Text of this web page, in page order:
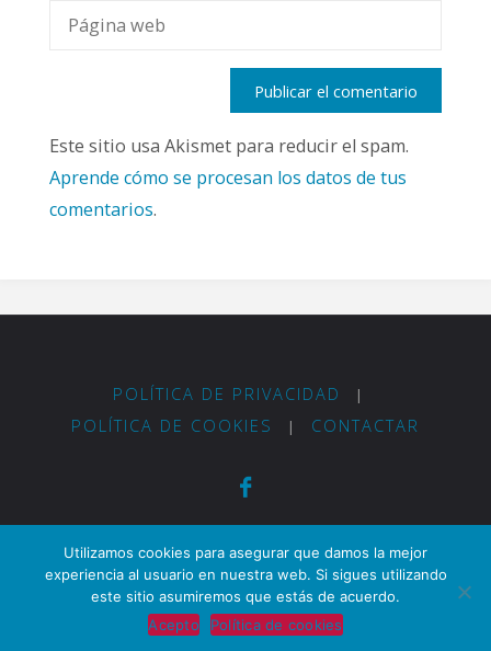
Este sitio usa Akismet para reducir el spam.
Aprende cómo se procesan los datos de tus
comentarios.
POLÍTICA DE PRIVACIDAD |
POLÍTICA DE COOKIES | CONTACTAR
¿Cómo me arreglo? Copyright © 2017.
Ayudando a las personas a arreglarse ante
cualquier situación.
Utilizamos cookies para asegurar que damos la mejor
experiencia al usuario en nuestra web. Si sigues utilizando
este sitio asumiremos que estás de acuerdo.
Acepto
Política de cookies